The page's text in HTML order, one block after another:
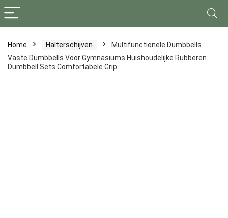
Home Halterschijven
Multifunctionele Dumbbells
Vaste Dumbbells Voor Gymnasiums Huishoudelijke Rubberen
Dumbbell Sets Comfortabele Grip…